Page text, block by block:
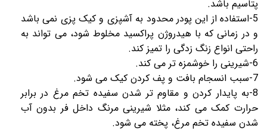
پتاسیم باشد.
5-استفاده از این پودر محدود به آشپزی و کیک پزی نمی باشد
و در زمانی که با هیدروژن پراکسید مخلوط شود، می تواند به
راحتی انواع زنگ زدگی را تمیز کند.
6-شیرینی را خوشمزه تر می کند.
7-سبب انسجام بافت و پف کردن کیک می شود.
8-به پایدار کردن و مقاوم تر شدن سفیده تخم مرغ در برابر
حرارت کمک می کند، مثلا شیرینی مرنگ داخل فر بدون آب
شدن سفیده تخم مرغ، پخته می شود.